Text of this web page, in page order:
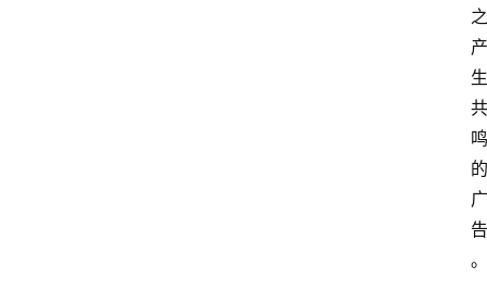
之
产
生
共
鸣
的
广
告
。